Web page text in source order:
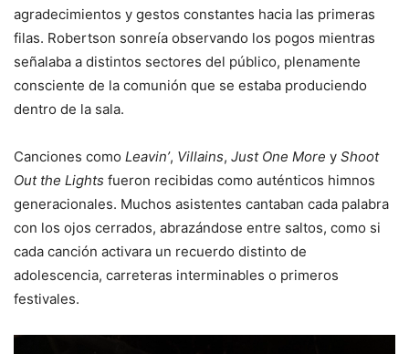
agradecimientos y gestos constantes hacia las primeras
filas. Robertson sonreía observando los pogos mientras
señalaba a distintos sectores del público, plenamente
consciente de la comunión que se estaba produciendo
dentro de la sala.
Canciones como Leavin’, Villains, Just One More y Shoot
Out the Lights fueron recibidas como auténticos himnos
generacionales. Muchos asistentes cantaban cada palabra
con los ojos cerrados, abrazándose entre saltos, como si
cada canción activara un recuerdo distinto de
adolescencia, carreteras interminables o primeros
festivales.